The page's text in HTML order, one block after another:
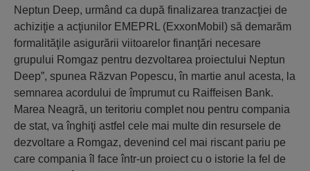
Neptun Deep, urmând ca după finalizarea tranzacţiei de
achiziţie a acţiunilor EMEPRL (ExxonMobil) să demarăm
formalităţile asigurării viitoarelor finanţări necesare
grupului Romgaz pentru dezvoltarea proiectului Neptun
Deep”, spunea Răzvan Popescu, în martie anul acesta, la
semnarea acordului de împrumut cu Raiffeisen Bank.
Marea Neagră, un teritoriu complet nou pentru compania
de stat, va înghiţi astfel cele mai multe din resursele de
dezvoltare a Romgaz, devenind cel mai riscant pariu pe
care compania îl face într-un proiect cu o istorie la fel de